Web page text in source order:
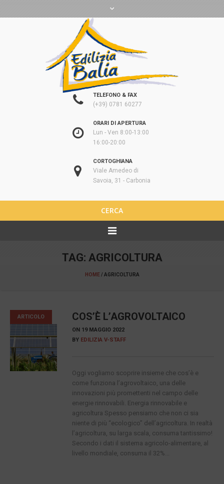
TELEFONO & FAX
(+39) 0781 60277
ORARI DI APERTURA
Lun - Ven 8:00-13:00
16:00-20:00
CORTOGHIANA
Viale Amedeo di
Savoia, 31 - Carbonia
CERCA
TAG: AGRICOLTURA
HOME /AGRICOLTURA
ARTICOLO COS’È L’AGROVOLTAICO
ON 19 MAGGIO 2022
BY EDILIZIA V-STAFF
Oggi vogliamo scoprire insieme che cos’è e
come funziona l’agrovoltaico, una delle
innovazioni più promettenti nel campo delle
energie rinnovabili. Energia rinnovabile e
agricoltura Spesso pensiamo che non ci sia
niente di più “ecologico” dell’agricoltura. In realtà
l’agricoltura, su larga scala, consuma tantissimo!
Secondo i dati il sistema agricolo-alimentare, al
livello mondiale, consuma il 32%...